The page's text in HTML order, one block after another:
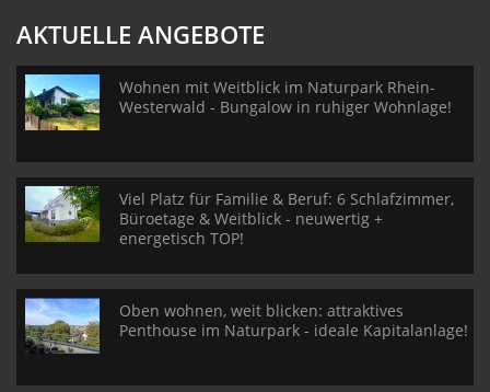
AKTUELLE ANGEBOTE
Wohnen mit Weitblick im Naturpark Rhein-
Westerwald - Bungalow in ruhiger Wohnlage!
Viel Platz für Familie & Beruf: 6 Schlafzimmer,
Büroetage & Weitblick - neuwertig +
energetisch TOP!
Oben wohnen, weit blicken: attraktives
Penthouse im Naturpark - ideale Kapitalanlage!